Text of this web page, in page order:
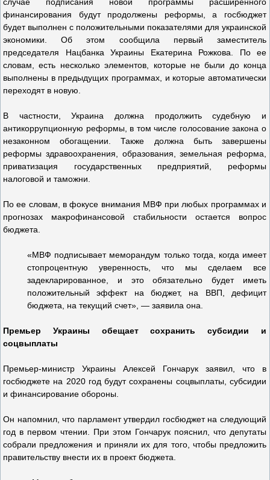
финансирования будут продолжены реформы, а госбюджет
будет выполнен с положительными показателями для украинской
экономики. Об этом сообщила первый заместитель
председателя Нацбанка Украины Екатерина Рожкова. По ее
словам, есть несколько элементов, которые не были до конца
выполнены в предыдущих программах, и которые автоматически
переходят в новую.
В частности, Украина должна продолжить судебную и
антикоррупционную реформы, в том числе голосование закона о
незаконном обогащении. Также должна быть завершены
реформы здравоохранения, образования, земельная реформа,
приватизация государственных предприятий, реформы
налоговой и таможни.
По ее словам, в фокусе внимания МВФ при любых программах и
прогнозах макрофинансовой стабильности остается вопрос
бюджета.
«МВФ подписывает меморандум только тогда, когда имеет
стопроцентную уверенность, что мы сделаем все
задекларированное, и это обязательно будет иметь
положительный эффект на бюджет, на ВВП, дефицит
бюджета, на текущий счет», — заявила она.
Премьер Украины обещает сохранить субсидии и
соцвыплаты
Премьер-министр Украины Алексей Гончарук заявил, что в
госбюджете на 2020 год будут сохранены соцвыплаты, субсидии
и финансирование обороны.
Он напомнил, что парламент утвердил госбюджет на следующий
год в первом чтении. При этом Гончарук пояснил, что депутаты
собрали предложения и приняли их для того, чтобы предложить
правительству внести их в проект бюджета.